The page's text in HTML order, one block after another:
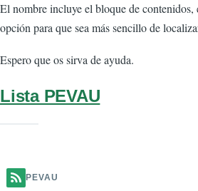
El nombre incluye el bloque de
opción para que sea más sencillo de
Espero que os sirva de ayuda.
Lista PEVAU
PEVAU